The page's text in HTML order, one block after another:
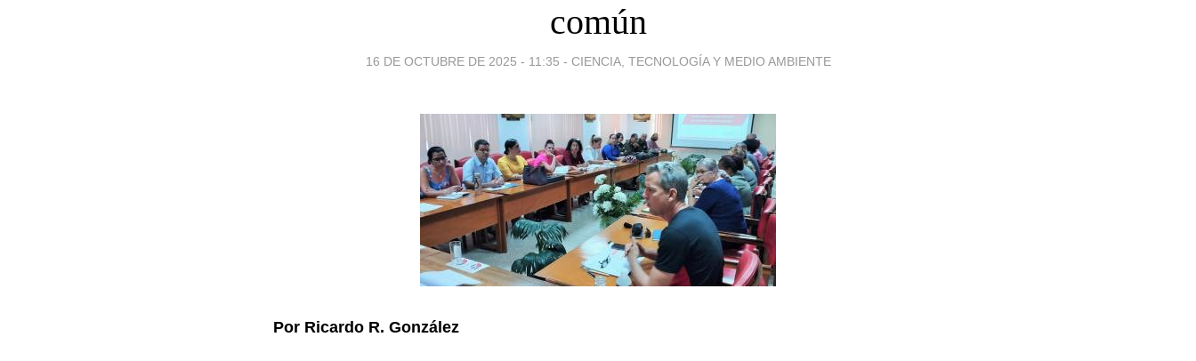
común
16 DE OCTUBRE DE 2025 - 11:35 - CIENCIA, TECNOLOGÍA Y MEDIO AMBIENTE
Por Ricardo R. González